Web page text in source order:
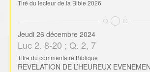
Tiré du lecteur de la Bible 2026
Jeudi 26 décembre 2024
Luc 2. 8-20 ; Q. 2, 7
Titre du commentaire Biblique
REVELATION DE L’HEUREUX